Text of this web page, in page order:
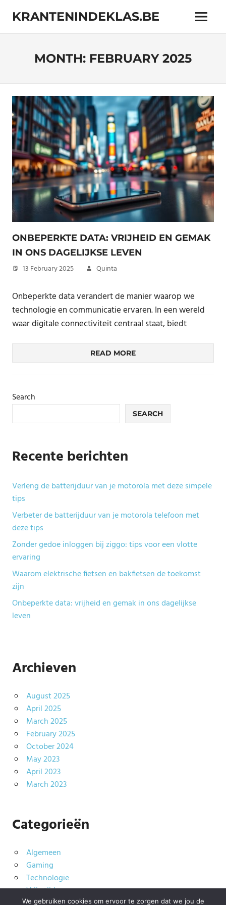
content
KRANTENINDEKLAS.BE
Online
interessante
Menu
MONTH: FEBRUARY 2025
ONBEPERKTE DATA: VRIJHEID EN GEMAK
IN ONS DAGELIJKSE LEVEN
13 February 2025 Quinta
Onbeperkte data verandert de manier waarop we
technologie en communicatie ervaren. In een wereld
waar digitale connectiviteit centraal staat, biedt
READ MORE
Search
SEARCH
Recente berichten
Verleng de batterijduur van je motorola met deze simpele
tips
Verbeter de batterijduur van je motorola telefoon met
deze tips
Zonder gedoe inloggen bij ziggo: tips voor een vlotte
ervaring
Waarom elektrische fietsen en bakfietsen de toekomst
zijn
Onbeperkte data: vrijheid en gemak in ons dagelijkse
leven
Archieven
August 2025
April 2025
March 2025
February 2025
October 2024
May 2023
April 2023
March 2023
Categorieën
Algemeen
Gaming
Technologie
Vrije tijd
We gebruiken cookies om ervoor te zorgen dat we jou de